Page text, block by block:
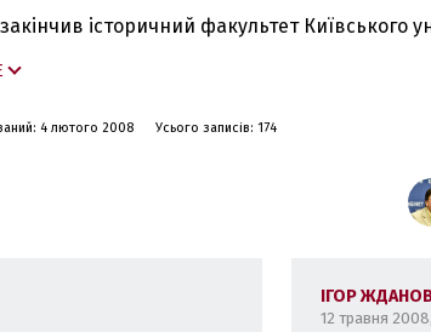
закінчив історичний факультет
роках перший заступник Голови
року - міністр молоді та спорту України.
4 лютого 2008 Усього записів: 174
ІГОР
12 травня